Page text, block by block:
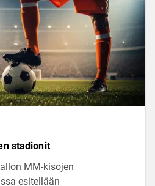
stadionit
MM-kisojen
esitellään